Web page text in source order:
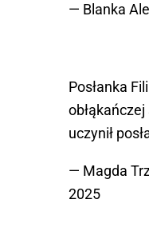
— Blanka
Posłanka
uczynił
— Magda
2025